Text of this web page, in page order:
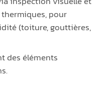
pour
(toiture, gouttières,
des éléments